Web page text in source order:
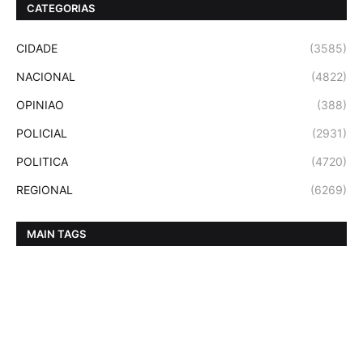
CATEGORIAS
CIDADE (3585)
NACIONAL (4822)
OPINIAO (388)
POLICIAL (2931)
POLITICA (4720)
REGIONAL (6269)
MAIN TAGS